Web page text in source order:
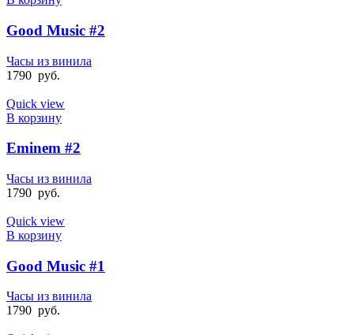
Good Music #2
Часы из винила
1790 руб.
Quick view
В корзину
Eminem #2
Часы из винила
1790 руб.
Quick view
В корзину
Good Music #1
Часы из винила
1790 руб.